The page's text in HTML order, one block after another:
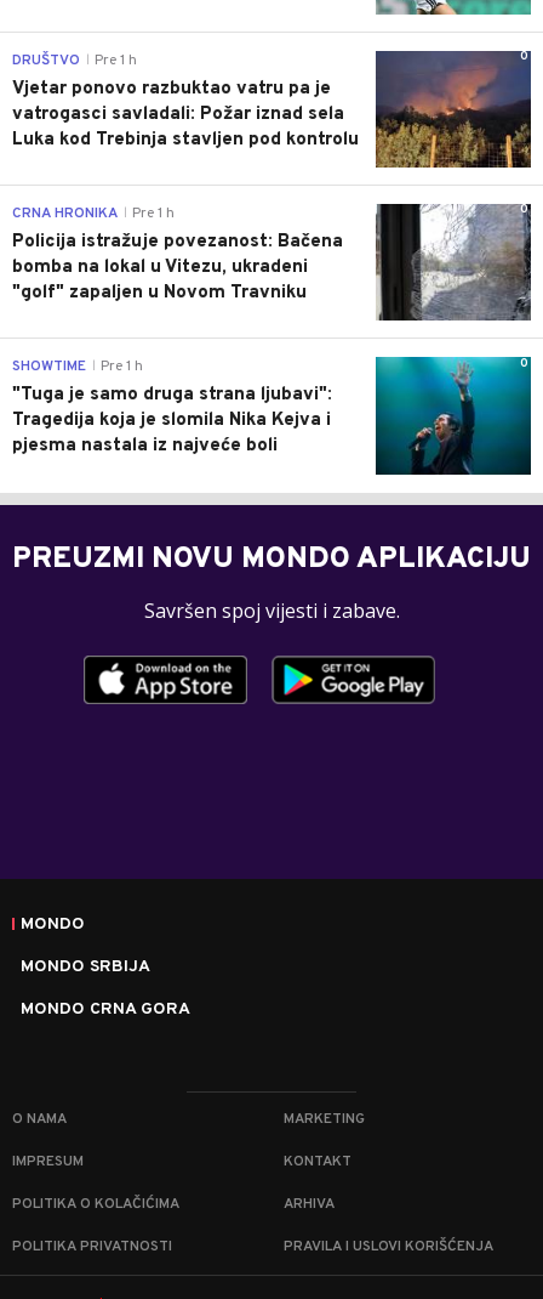
0
DRUŠTVO Pre 1 h
Vjetar ponovo razbuktao vatru pa je
vatrogasci savladali: Požar iznad sela
Luka kod Trebinja stavljen pod kontrolu
0
CRNA HRONIKA Pre 1 h
Policija istražuje povezanost: Bačena
bomba na lokal u Vitezu, ukradeni
"golf" zapaljen u Novom Travniku
0
SHOWTIME Pre 1 h
"Tuga je samo druga strana ljubavi":
Tragedija koja je slomila Nika Kejva i
pjesma nastala iz najveće boli
PREUZMI NOVU MONDO APLIKACIJU
Savršen spoj vijesti i zabave.
MONDO
MONDO SRBIJA
MONDO CRNA GORA
O NAMA MARKETING
IMPRESUM KONTAKT
POLITIKA O KOLAČIĆIMA ARHIVA
POLITIKA PRIVATNOSTI PRAVILA I USLOVI KORIŠĆENJA